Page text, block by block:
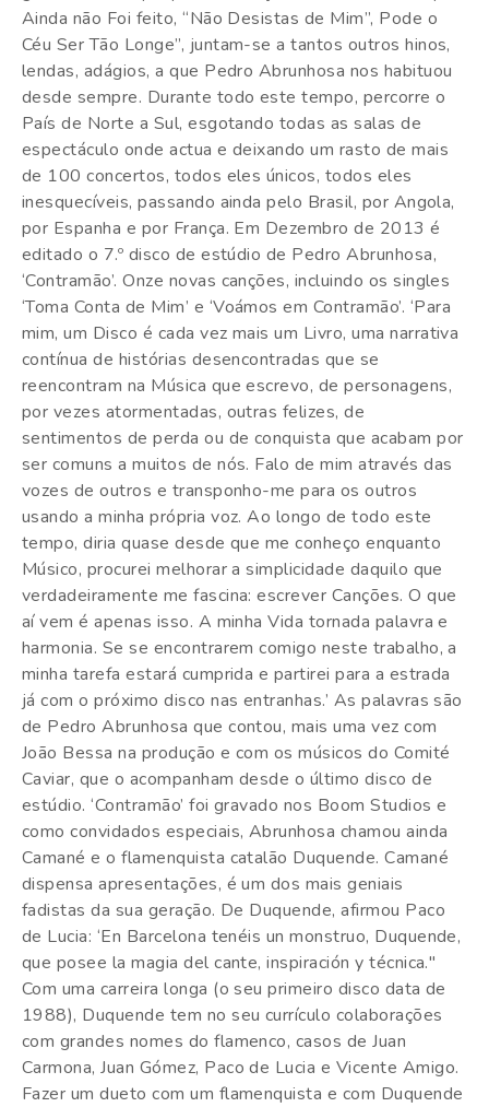
Ainda não Foi feito, “Não Desistas de Mim”, Pode o
Céu Ser Tão Longe”, juntam-se a tantos outros hinos,
lendas, adágios, a que Pedro Abrunhosa nos habituou
desde sempre. Durante todo este tempo, percorre o
País de Norte a Sul, esgotando todas as salas de
espectáculo onde actua e deixando um rasto de mais
de 100 concertos, todos eles únicos, todos eles
inesquecíveis, passando ainda pelo Brasil, por Angola,
por Espanha e por França. Em Dezembro de 2013 é
editado o 7.º disco de estúdio de Pedro Abrunhosa,
‘Contramão’. Onze novas canções, incluindo os singles
‘Toma Conta de Mim’ e ‘Voámos em Contramão’. ‘Para
mim, um Disco é cada vez mais um Livro, uma narrativa
contínua de histórias desencontradas que se
reencontram na Música que escrevo, de personagens,
por vezes atormentadas, outras felizes, de
sentimentos de perda ou de conquista que acabam por
ser comuns a muitos de nós. Falo de mim através das
vozes de outros e transponho-me para os outros
usando a minha própria voz. Ao longo de todo este
tempo, diria quase desde que me conheço enquanto
Músico, procurei melhorar a simplicidade daquilo que
verdadeiramente me fascina: escrever Canções. O que
aí vem é apenas isso. A minha Vida tornada palavra e
harmonia. Se se encontrarem comigo neste trabalho, a
minha tarefa estará cumprida e partirei para a estrada
já com o próximo disco nas entranhas.’ As palavras são
de Pedro Abrunhosa que contou, mais uma vez com
João Bessa na produção e com os músicos do Comité
Caviar, que o acompanham desde o último disco de
estúdio. ‘Contramão’ foi gravado nos Boom Studios e
como convidados especiais, Abrunhosa chamou ainda
Camané e o flamenquista catalão Duquende. Camané
dispensa apresentações, é um dos mais geniais
fadistas da sua geração. De Duquende, afirmou Paco
de Lucia: ‘En Barcelona tenéis un monstruo, Duquende,
que posee la magia del cante, inspiración y técnica."
Com uma carreira longa (o seu primeiro disco data de
1988), Duquende tem no seu currículo colaborações
com grandes nomes do flamenco, casos de Juan
Carmona, Juan Gómez, Paco de Lucia e Vicente Amigo.
Fazer um dueto com um flamenquista e com Duquende